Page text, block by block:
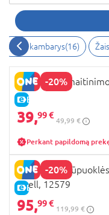
Vaiko kambarys(16)
-20%
E-KAINA
INGENUITY
39,99 €
49,99 €
Perkant papildomą
-20%
E-KAINA
INGENUITY
swell, 12579
95,99 €
119,99 €